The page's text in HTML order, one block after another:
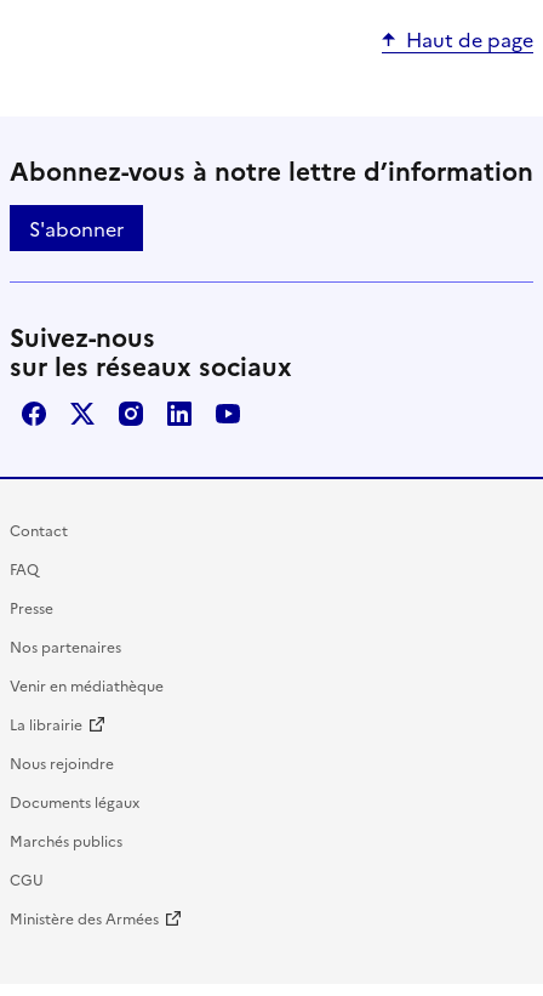
Haut de page
Abonnez-vous à notre lettre d’information
S'abonner
Suivez-nous
sur les réseaux sociaux
FacebookX / TwitterInstagram
LinkedInYoutube
Contact
FAQ
Presse
Nos partenaires
Venir en médiathèque
La librairie
Nous rejoindre
Documents légaux
Marchés publics
CGU
Ministère des Armées